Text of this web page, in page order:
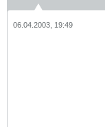
06.04.2003, 19:49